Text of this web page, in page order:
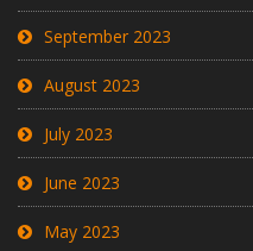
September 2023
August 2023
July 2023
June 2023
May 2023